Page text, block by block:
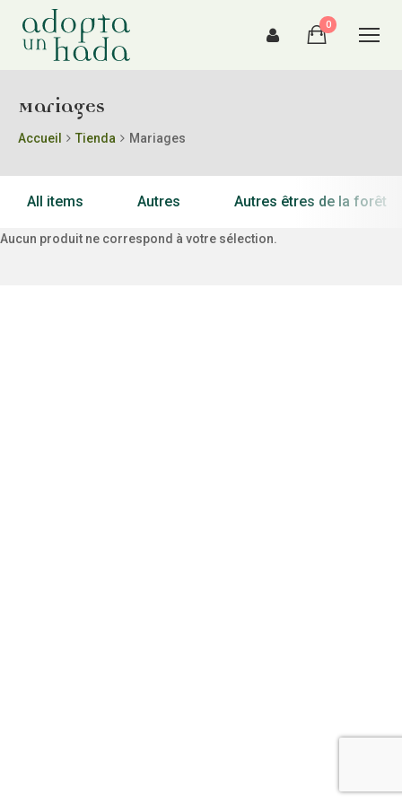
0
Mariages
Accueil Tienda Mariages
All items Autres Autres êtres de la forêt
Aucun produit ne correspond à votre sélection.